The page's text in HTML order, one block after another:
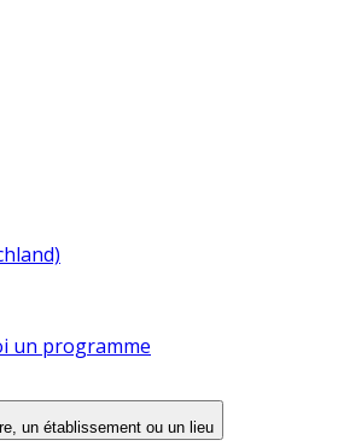
un programme
un établissement ou un lieu